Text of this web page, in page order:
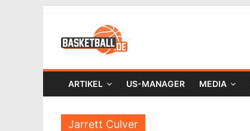
ARTIKEL US-MANAGER MEDIA
Jarrett Culver